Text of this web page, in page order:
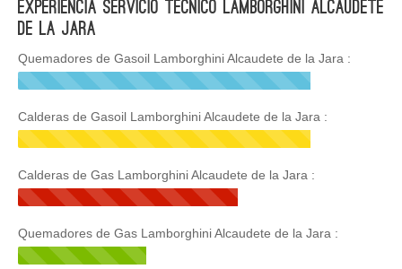
Experiencia Servicio Tecnico Lamborghini Alcaudete
de la Jara
Quemadores de Gasoil Lamborghini Alcaudete de la Jara :
Calderas de Gasoil Lamborghini Alcaudete de la Jara :
Calderas de Gas Lamborghini Alcaudete de la Jara :
Quemadores de Gas Lamborghini Alcaudete de la Jara :